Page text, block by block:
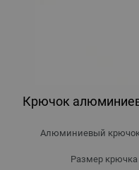
Крючок
Алюминиевый крючок
Размер